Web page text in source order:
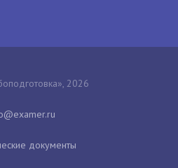
2026
документы